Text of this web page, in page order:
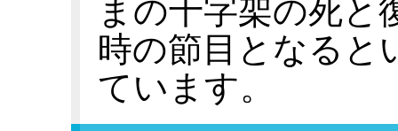
まの十字架の死と
時の節目となると
ています。